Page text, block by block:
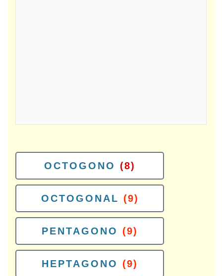
OCTOGONO (8)
OCTOGONAL (9)
PENTAGONO (9)
HEPTAGONO (9)